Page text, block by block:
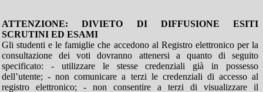
ATTENZIONE: DIVIETO DI DIFFUSIONE ESITI
SCRUTINI ED ESAMI
Gli studenti e le famiglie che accedono al Registro elettronico per la
consultazione dei voti dovranno attenersi a quanto di seguito
specificato: - utilizzare le stesse credenziali già in possesso
dell’utente; - non comunicare a terzi le credenziali di accesso al
registro elettronico; - non consentire a terzi di visualizzare il